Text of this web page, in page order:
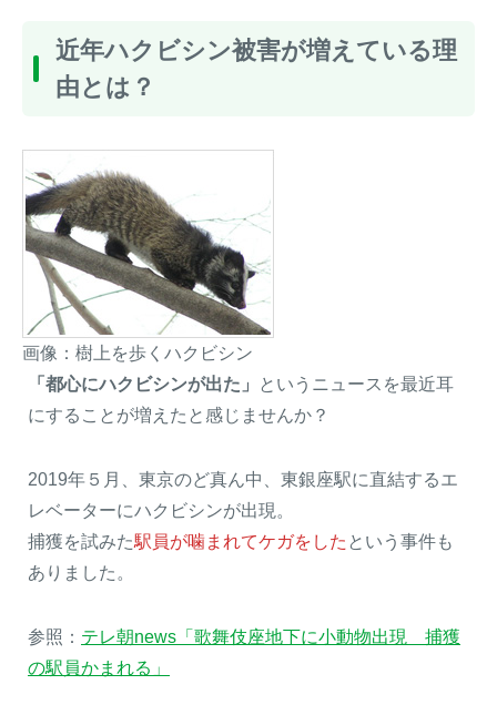
近年ハクビシン被害が増えている理
由とは？
画像：樹上を歩くハクビシン
「都心にハクビシンが出た」
というニュースを最近耳
にすることが増えたと感じませんか？
2019年５月、東京のど真ん中、東銀座駅に直結するエ
レベーターにハクビシンが出現。
捕獲を試みた駅員が噛まれてケガをした という事件も
ありました。
参照： テレ朝news「歌舞伎座地下に小動物出現 捕獲
の駅員かまれる」